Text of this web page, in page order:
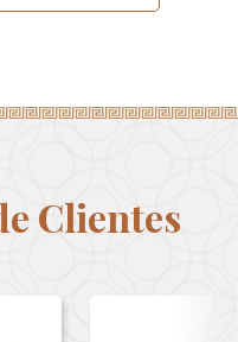
Clientes